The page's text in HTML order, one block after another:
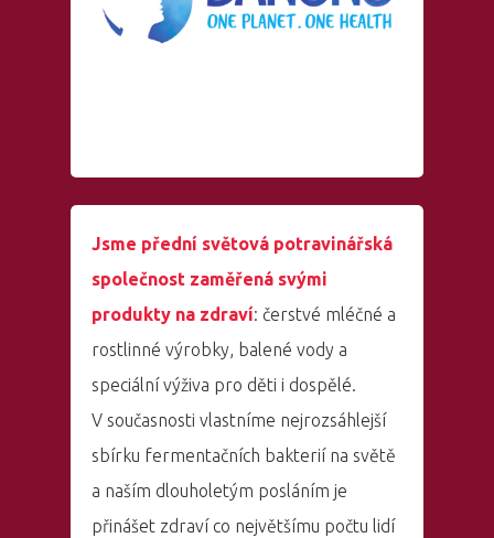
Jsme přední světová potravinářská
společnost zaměřená svými
produkty na zdraví: čerstvé mléčné a
rostlinné výrobky, balené vody a
speciální výživa pro děti i dospělé.
V současnosti vlastníme nejrozsáhlejší
sbírku fermentačních bakterií na světě
a naším dlouholetým posláním je
přinášet zdraví co největšímu počtu lidí